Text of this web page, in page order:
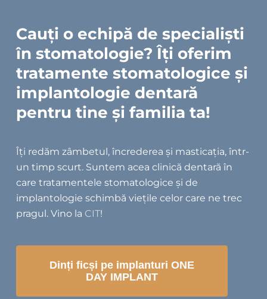
Cauți o echipă de specialiști
în stomatologie? Îți oferim
tratamente stomatologice și
implantologie dentară
pentru tine și familia ta!
Îți redăm zâmbetul, încrederea și masticația, într-
un timp scurt. Suntem acea clinică dentară în
care tratamentele stomatologice și de
implantologie schimbă viețile celor care ne trec
pragul. Vino la CIT!
Dinți ficși pe implanturi ONE
DAY IMPLANT